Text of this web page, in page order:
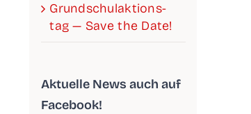
Grund­schul­ak­ti­ons­
tag — Save the Date!
Aktu­el­le News auch auf
Facebook!